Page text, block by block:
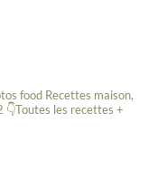
food Recettes maison,
👇Toutes les recettes +